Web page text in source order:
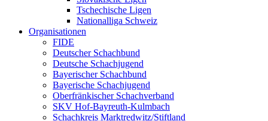
Tschechische Ligen
Nationalliga Schweiz
Organisationen
FIDE
Deutscher Schachbund
Deutsche Schachjugend
Bayerischer Schachbund
Bayerische Schachjugend
Oberfränkischer Schachverband
SKV Hof-Bayreuth-Kulmbach
Schachkreis Marktredwitz/Stiftland